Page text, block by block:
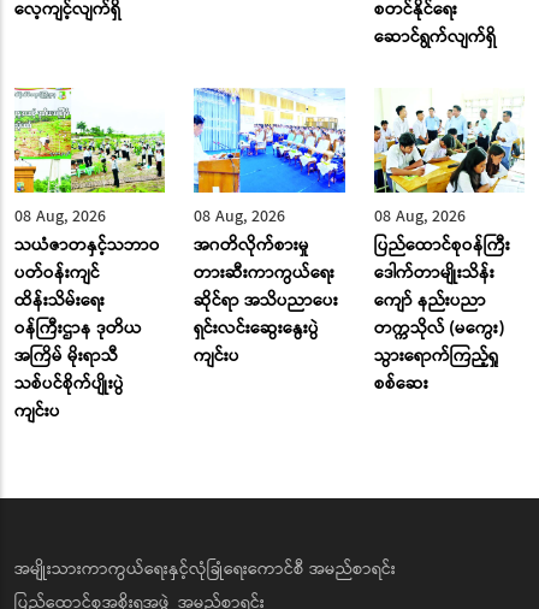
လေ့ကျင့်လျက်ရှိ
စတင်နိုင်ရေး
ဆောင်ရွက်လျက်ရှိ
08 Aug, 2026
သယံဇာတနှင့်သဘာဝ
ပတ်ဝန်းကျင်
ထိန်းသိမ်းရေး
ဝန်ကြီးဌာန ဒုတိယ
အကြိမ် မိုးရာသီ
သစ်ပင်စိုက်ပျိုးပွဲ
ကျင်းပ
08 Aug, 2026
အဂတိလိုက်စားမှု
တားဆီးကာကွယ်ရေး
ဆိုင်ရာ အသိပညာပေး
ရှင်းလင်းဆွေးနွေးပွဲ
ကျင်းပ
08 Aug, 2026
ပြည်ထောင်စုဝန်ကြီး
ဒေါက်တာမျိုးသိန်း
ကျော် နည်းပညာ
တက္ကသိုလ် (မကွေး)
သွားရောက်ကြည့်ရှု
စစ်ဆေး
အမျိုးသားကာကွယ်ရေးနှင့်လုံခြုံရေးကောင်စီ အမည်စာရင်း
ပြည်ထောင်စုအစိုးရအဖွဲ့ အမည်စာရင်း